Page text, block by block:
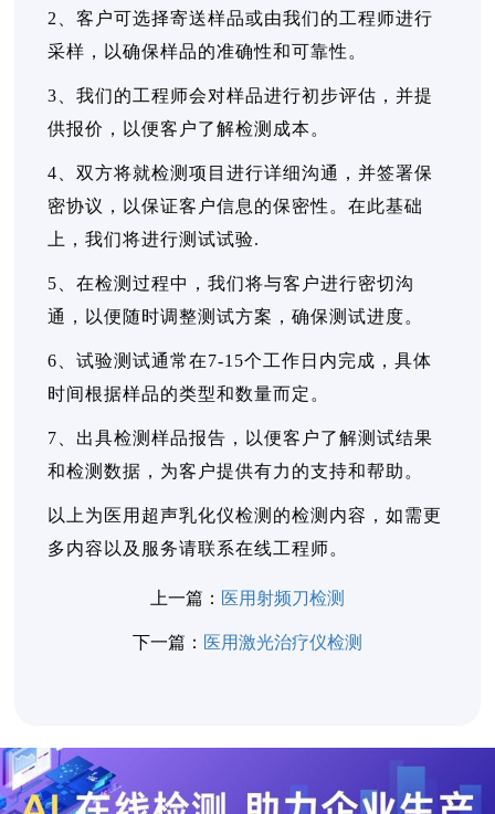
2、客户可选择寄送样品或由我们的工程师进行
采样，以确保样品的准确性和可靠性。
3、我们的工程师会对样品进行初步评估，并提
供报价，以便客户了解检测成本。
4、双方将就检测项目进行详细沟通，并签署保
密协议，以保证客户信息的保密性。在此基础
上，我们将进行测试试验.
5、在检测过程中，我们将与客户进行密切沟
通，以便随时调整测试方案，确保测试进度。
6、试验测试通常在7-15个工作日内完成，具体
时间根据样品的类型和数量而定。
7、出具检测样品报告，以便客户了解测试结果
和检测数据，为客户提供有力的支持和帮助。
以上为医用超声乳化仪检测的检测内容，如需更
多内容以及服务请联系在线工程师。
上一篇： 医用射频刀检测
下一篇： 医用激光治疗仪检测